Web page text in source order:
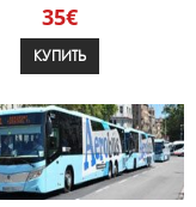
35€
КУПИТЬ